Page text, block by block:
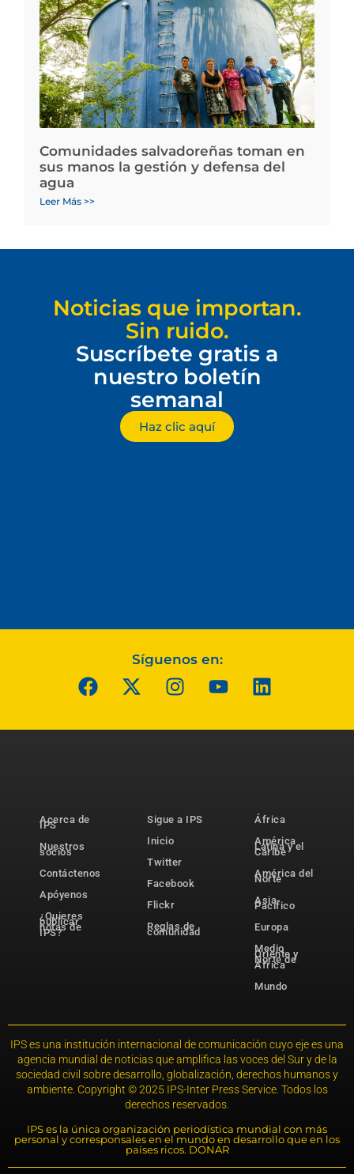
Comunidades salvadoreñas toman en
sus manos la gestión y defensa del
agua
Leer Más >>
Noticias que importan.
Sin ruido.
Suscríbete gratis a
nuestro boletín
semanal
Haz clic aquí
Síguenos en:
Acerca de
IPS
Nuestros
socios
Contáctenos
Apóyenos
¿Quieres
publicar
notas de
IPS?
Sigue a IPS
Inicio
Twitter
Facebook
Flickr
Reglas de
comunidad
África
América
Latina y el
Caribe
América del
Norte
Asia-
Pacífico
Europa
Medio
Oriente y
Norte de
África
Mundo
IPS es una institución internacional de comunicación cuyo eje es una
agencia mundial de noticias que amplifica las voces del Sur y de la
sociedad civil sobre desarrollo, globalización, derechos humanos y
ambiente. Copyright © 2025 IPS-Inter Press Service. Todos los
derechos reservados.
IPS es la única organización periodística mundial con más
personal y corresponsales en el mundo en desarrollo que en los
países ricos. DONAR